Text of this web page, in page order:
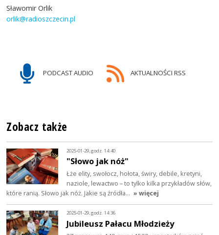
Sławomir Orlik
orlik@radioszczecin.pl
PODCAST AUDIO AKTUALNOŚCI RSS
Zobacz także
2025-01-29, godz. 14:40
"Słowo jak nóż"
Łże elity, swołocz, hołota, świry, debile, kretyni,
naziole, lewactwo – to tylko kilka przykładów słów,
które ranią. Słowo jak nóż. Jakie są źródła… » więcej
2025-01-29, godz. 14:36
Jubileusz Pałacu Młodzieży